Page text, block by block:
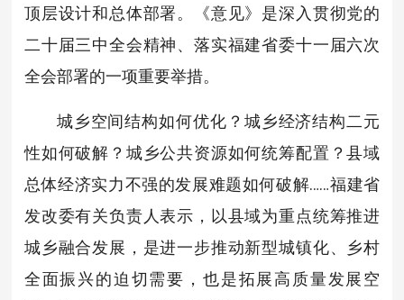
顶层设计和总体部署。《意见》是深入贯彻党的
二十届三中全会精神、落实福建省委十一届六次
全会部署的一项重要举措。
城乡空间结构如何优化？城乡经济结构二元
性如何破解？城乡公共资源如何统筹配置？县域
总体经济实力不强的发展难题如何破解……福建省
发改委有关负责人表示，以县域为重点统筹推进
城乡融合发展，是进一步推动新型城镇化、乡村
全面振兴的迫切需要，也是拓展高质量发展空